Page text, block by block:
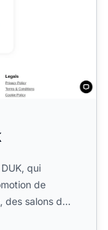
qui
de
des salons de